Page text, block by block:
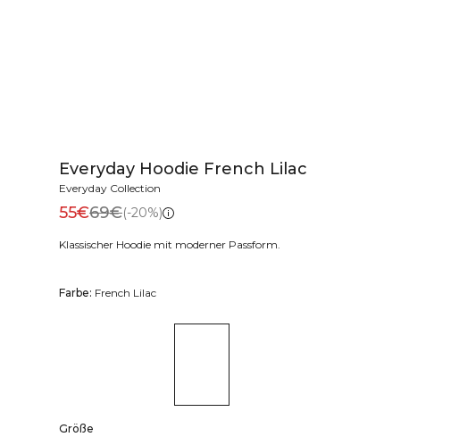
Everyday Hoodie French Lilac
Everyday Collection
55€69€(-20%)
Klassischer Hoodie mit moderner Passform.
Farbe: French Lilac
Größe